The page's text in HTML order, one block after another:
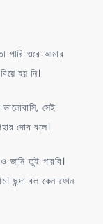
পারি ওরে আমার
হয় নি।
সেই
দোব বলে।
জানি তুই পারবি।
ছন্দা বল কেন ফোন